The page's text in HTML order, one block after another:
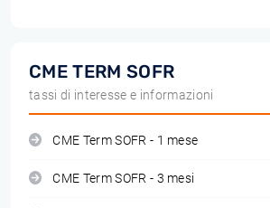
CME TERM SOFR
tassi di interesse e informazioni
CME Term SOFR - 1 mese
CME Term SOFR - 3 mesi